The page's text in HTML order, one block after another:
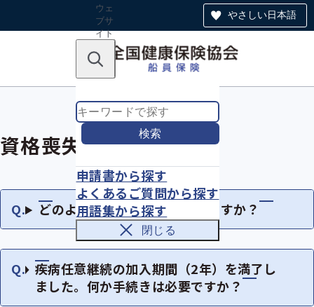
やさしい日本語
ウェ
ブサ
イト
のナ
ン
キーワードで探す
検索
申請書から探す
よくあるご質問から探す
用語集から探す
閉じる
資格喪失について
どのような時に資格を喪失しますか？
疾病任意継続の加入期間（2年）を満了し
ました。何か手続きは必要ですか？